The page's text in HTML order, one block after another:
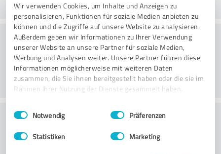
Wir verwenden Cookies, um Inhalte und Anzeigen zu
personalisieren, Funktionen für soziale Medien anbieten zu
können und die Zugriffe auf unsere Website zu analysieren.
Außerdem geben wir Informationen zu Ihrer Verwendung
unserer Website an unsere Partner für soziale Medien,
Werbung und Analysen weiter. Unsere Partner führen diese
Informationen möglicherweise mit weiteren Daten
zusammen, die Sie ihnen bereitgestellt haben oder die sie im
Rahmen Ihrer Nutzung der Dienste gesammelt haben.
Impressum Datenschutzbestimmungen
Einwilligungsauswahl
Notwendig Präferenzen
Statistiken Marketing
Website
Klantenservice